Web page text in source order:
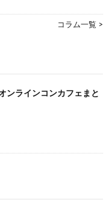
コラム一覧 >
ンラインコンカフェまと